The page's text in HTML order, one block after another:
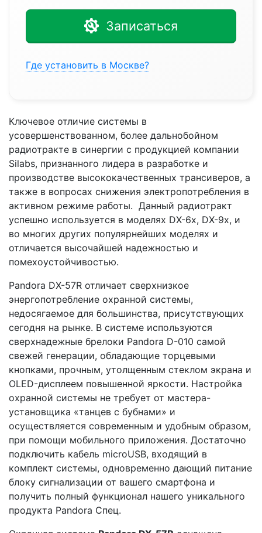
Записаться
Где установить в Москве?
Ключевое отличие системы в
усовершенствованном, более дальнобойном
радиотракте в синергии с продукцией компании
Silabs, признанного лидера в разработке и
производстве высококачественных трансиверов, а
также в вопросах снижения электропотребления в
активном режиме работы. Данный радиотракт
успешно используется в моделях DX-6x, DX-9x, и
во многих других популярнейших моделях и
отличается высочайшей надежностью и
помехоустойчивостью.
Pandora DX-57R отличает сверхнизкое
энергопотребление охранной системы,
недосягаемое для большинства, присутствующих
сегодня на рынке. В системе используются
сверхнадежные брелоки Pandora D-010 самой
свежей генерации, обладающие торцевыми
кнопками, прочным, утолщенным стеклом экрана и
OLED-дисплеем повышенной яркости. Настройка
охранной системы не требует от мастера-
установщика «танцев с бубнами» и
осуществляется современным и удобным образом,
при помощи мобильного приложения. Достаточно
подключить кабель miсroUSB, входящий в
комплект системы, одновременно дающий питание
блоку сигнализации от вашего смартфона и
получить полный функционал нашего уникального
продукта Pandora Спец.